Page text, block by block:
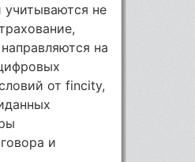
не
на
от fincity,
и